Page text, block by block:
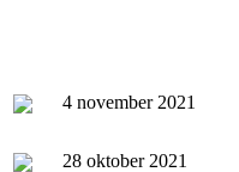
4 november 2021
28 oktober 2021